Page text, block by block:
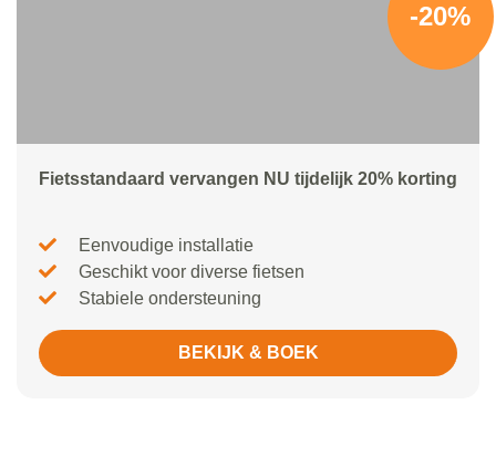
-20%
Fietsstandaard vervangen NU tijdelijk 20% korting
Eenvoudige installatie
Geschikt voor diverse fietsen
Stabiele ondersteuning
BEKIJK & BOEK